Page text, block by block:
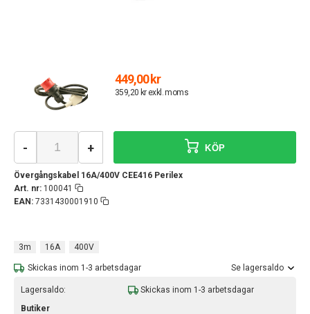
449,00 kr
359,20 kr exkl. moms
Övergångskabel 16A/400V CEE416 Perilex
Art. nr: 100041
EAN: 7331430001910
- + KÖP
3m 16A 400V
Skickas inom 1-3 arbetsdagar Se lagersaldo
Lagersaldo:
Skickas inom 1-3 arbetsdagar
Butiker